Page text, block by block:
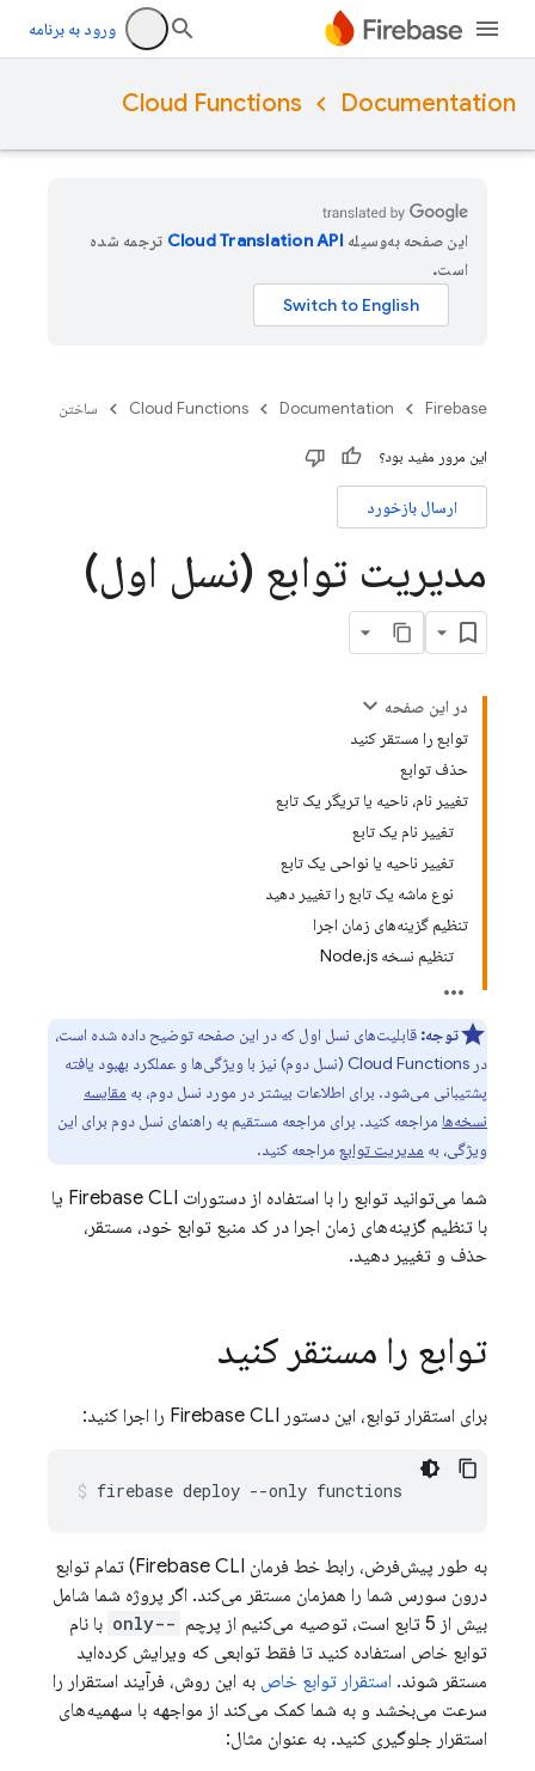
ورود به برنامه
Documentation
Cloud Functions
این صفحه به‌وسیله
ترجمه شده
است.
Firebase
Documentation
Cloud Functions ساختن
این مرور مفید بود؟
ارسال بازخورد
مدیریت توابع (نسل اول)
در این صفحه
توابع را مستقر کنید
حذف توابع
تغییر نام، ناحیه یا تریگر یک تابع
تغییر نام یک تابع
تغییر ناحیه یا نواحی یک تابع
نوع ماشه یک تابع را تغییر دهید
تنظیم گزینه‌های زمان اجرا
تنظیم نسخه Node.js
توجه: قابلیت‌های نسل اول که در این صفحه توضیح داده شده است،
در Cloud Functions (نسل دوم) نیز با ویژگی‌ها و عملکرد بهبود یافته
پشتیبانی می‌شود. برای اطلاعات بیشتر در مورد نسل دوم، به مقایسه
نسخه‌ها مراجعه کنید. برای مراجعه مستقیم به راهنمای نسل دوم برای این
ویژگی، به مدیریت توابع مراجعه کنید.
شما می‌توانید توابع را با استفاده از دستورات Firebase CLI یا
با تنظیم گزینه‌های زمان اجرا در کد منبع توابع خود، مستقر،
حذف و تغییر دهید.
توابع را مستقر کنید
برای استقرار توابع، این دستور Firebase CLI را اجرا کنید:
به طور پیش‌فرض، رابط خط فرمان FirebaseCLI) تمام توابع
درون سورس شما را همزمان مستقر می‌کند. اگر پروژه شما شامل
بیش از 5 تابع است، توصیه می‌کنیم از پرچم
--only
با نام
توابع خاص استفاده کنید تا فقط توابعی که ویرایش کرده‌اید
مستقر شوند. استقرار توابع خاص به این روش، فرآیند استقرار را
سرعت می‌بخشد و به شما کمک می‌کند از مواجهه با سهمیه‌های
استقرار جلوگیری کنید. به عنوان مثال: